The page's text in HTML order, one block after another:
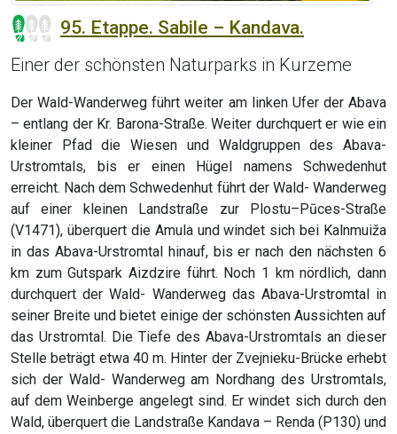
95. Etappe. Sabile – Kandava.
Einer der schönsten Naturparks in Kurzeme
Der Wald-Wanderweg führt weiter am linken Ufer der Abava
– entlang der Kr. Barona-Straße. Weiter durchquert er wie ein
kleiner Pfad die Wiesen und Waldgruppen des Abava-
Urstromtals, bis er einen Hügel namens Schwedenhut
erreicht. Nach dem Schwedenhut führt der Wald- Wanderweg
auf einer kleinen Landstraße zur Plostu–Pūces-Straße
(V1471), überquert die Amula und windet sich bei Kalnmuiža
in das Abava-Urstromtal hinauf, bis er nach den nächsten 6
km zum Gutspark Aizdzire führt. Noch 1 km nördlich, dann
durchquert der Wald- Wanderweg das Abava-Urstromtal in
seiner Breite und bietet einige der schönsten Aussichten auf
das Urstromtal. Die Tiefe des Abava-Urstromtals an dieser
Stelle beträgt etwa 40 m. Hinter der Zvejnieku-Brücke erhebt
sich der Wald- Wanderweg am Nordhang des Urstromtals,
auf dem Weinberge angelegt sind. Er windet sich durch den
Wald, überquert die Landstraße Kandava – Renda (P130) und